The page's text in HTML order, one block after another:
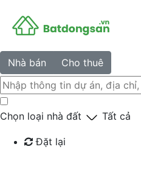
Nhà bán Cho thuê
Chọn loại nhà đất Tất cả
Đặt lại